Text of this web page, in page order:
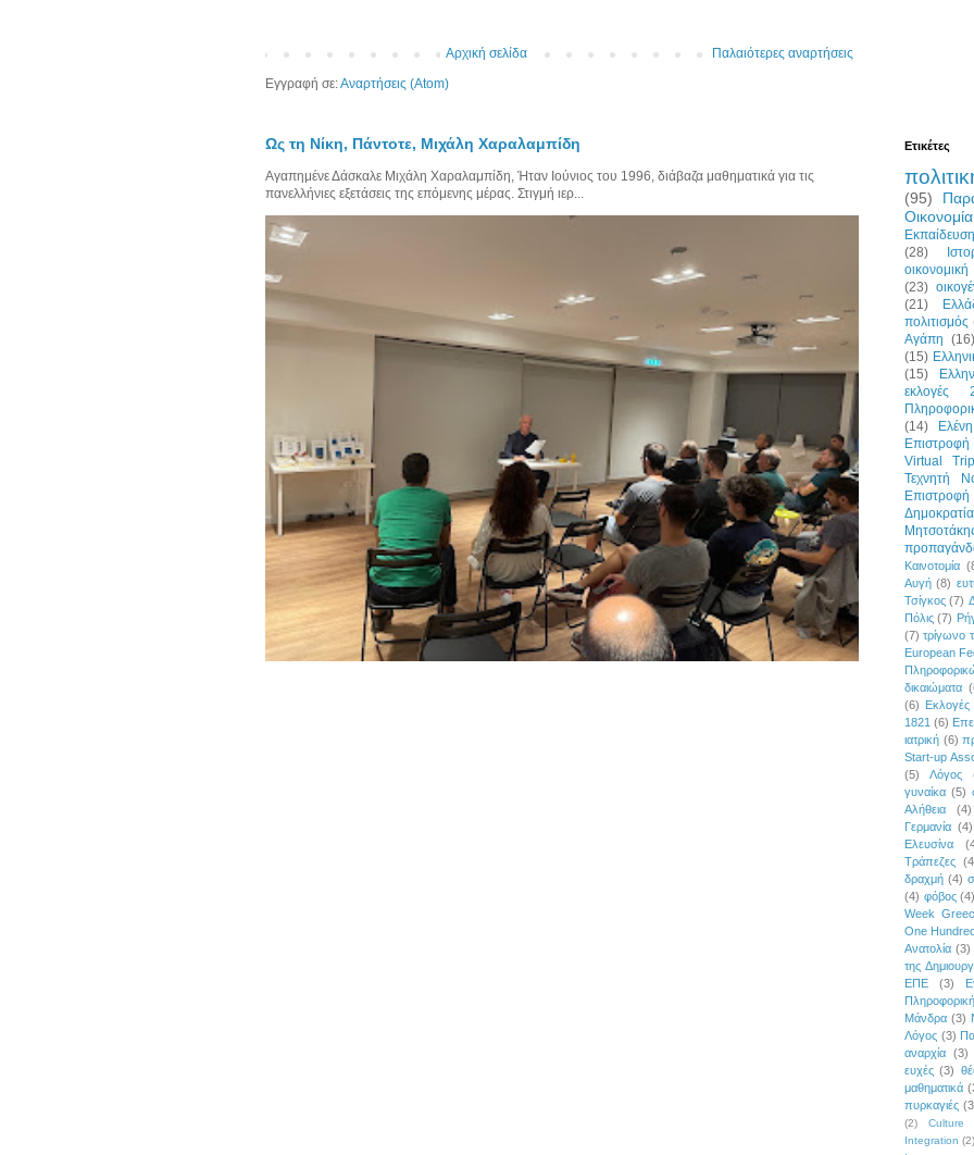
Παλαιότερες αναρτήσεις
Αρχική σελίδα
Εγγραφή σε:Αναρτήσεις (Atom)
Ως τη Νίκη, Πάντοτε, Μιχάλη Χαραλαμπίδη
Αγαπημένε Δάσκαλε Μιχάλη Χαραλαμπίδη, Ήταν Ιούνιος του 1996, διάβαζα μαθηματικά για τις
πανελλήνιες εξετάσεις της επόμενης μέρας. Στιγμή ιερ...
Ετικέτες
(95)
Οικονομία
Εκπαίδευση
(28)
οικονομική
(23)
(21)
πολιτισμός
Αγάπη (16)
(15)
(15)
εκλογές
(14)
Επιστροφή
Virtual Trip
Τεχνητή
Δημοκρατία
Καινοτομία
Αυγή (8)
Τσίγκος (7)
Πόλις (7)
(7) τρίγωνο
European
δικαιώματα
(6)
1821 (6)
ιατρική (6)
Start-up
(5)
Λόγος
γυναίκα (5)
Αλήθεια
(4)
Γερμανία (4)
Ελευσίνα
Τράπεζες
δραχμή (4)
(4) φόβος (4)
Week
One
Ανατολία (3)
της
ΕΠΕ
(3)
Μάνδρα (3)
Λόγος (3)
αναρχία (3)
ευχές (3)
μαθηματικά
πυρκαγιές
(2)
Culture
Integration (2)